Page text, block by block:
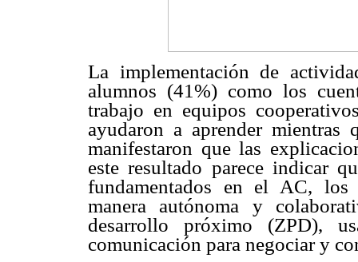
La implementación de
alumnos (41%) como los
trabajo en equipos
ayudaron a aprender
manifestaron que las
este resultado parece indicar
fundamentados en el AC, los
manera autónoma y
desarrollo próximo (ZPD),
comunicación para negociar y